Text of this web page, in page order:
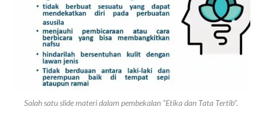
Salah satu slide materi dalam pembekalan “Etika dan Tata Tertib”.